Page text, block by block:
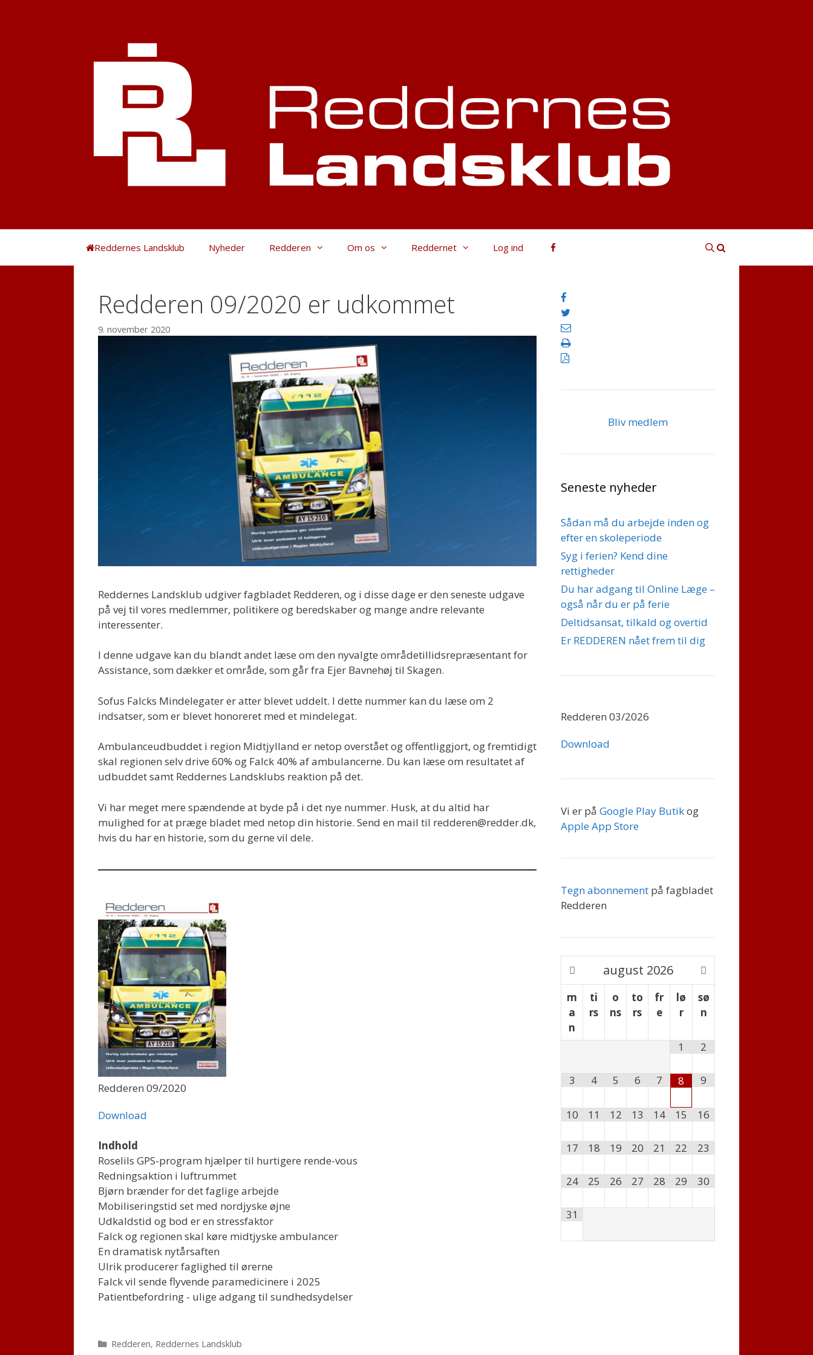
Reddernes Landsklub Nyheder Redderen Om os Reddernet Log ind
Redderen 09/2020 er udkommet
9. november 2020
Reddernes Landsklub udgiver fagbladet Redderen, og i disse dage er den seneste udgave
på vej til vores medlemmer, politikere og beredskaber og mange andre relevante
interessenter.
I denne udgave kan du blandt andet læse om den nyvalgte områdetillidsrepræsentant for
Assistance, som dækker et område, som går fra Ejer Bavnehøj til Skagen.
Sofus Falcks Mindelegater er atter blevet uddelt. I dette nummer kan du læse om 2
indsatser, som er blevet honoreret med et mindelegat.
Ambulanceudbuddet i region Midtjylland er netop overstået og offentliggjort, og fremtidigt
skal regionen selv drive 60% og Falck 40% af ambulancerne. Du kan læse om resultatet af
udbuddet samt Reddernes Landsklubs reaktion på det.
Vi har meget mere spændende at byde på i det nye nummer. Husk, at du altid har
mulighed for at præge bladet med netop din historie. Send en mail til redderen@redder.dk,
hvis du har en historie, som du gerne vil dele.
Redderen 09/2020
Download
Indhold
Roselils GPS-program hjælper til hurtigere rende-vous
Redningsaktion i luftrummet
Bjørn brænder for det faglige arbejde
Mobiliseringstid set med nordjyske øjne
Udkaldstid og bod er en stressfaktor
Falck og regionen skal køre midtjyske ambulancer
En dramatisk nytårsaften
Ulrik producerer faglighed til ørerne
Falck vil sende flyvende paramedicinere i 2025
Patientbefordring - ulige adgang til sundhedsydelser
Kategorier
Redderen, Reddernes Landsklub
Bliv medlem
Seneste nyheder
Sådan må du arbejde inden og
efter en skoleperiode
Syg i ferien? Kend dine
rettigheder
Du har adgang til Online Læge –
også når du er på ferie
Deltidsansat, tilkald og overtid
Er REDDEREN nået frem til dig
Redderen 03/2026
Download
Vi er på Google Play Butikog
Apple App Store
Tegn abonnement på fagbladet
Redderen
august 2026
m
a
n
ti
rs
o
ns
to
rs
fr
e
lø
r
sø
n
1 2
3 4 5 6 7 8 9
10 11 12 13 14 15 16
17 18 19 20 21 22 23
24 25 26 27 28 29 30
31